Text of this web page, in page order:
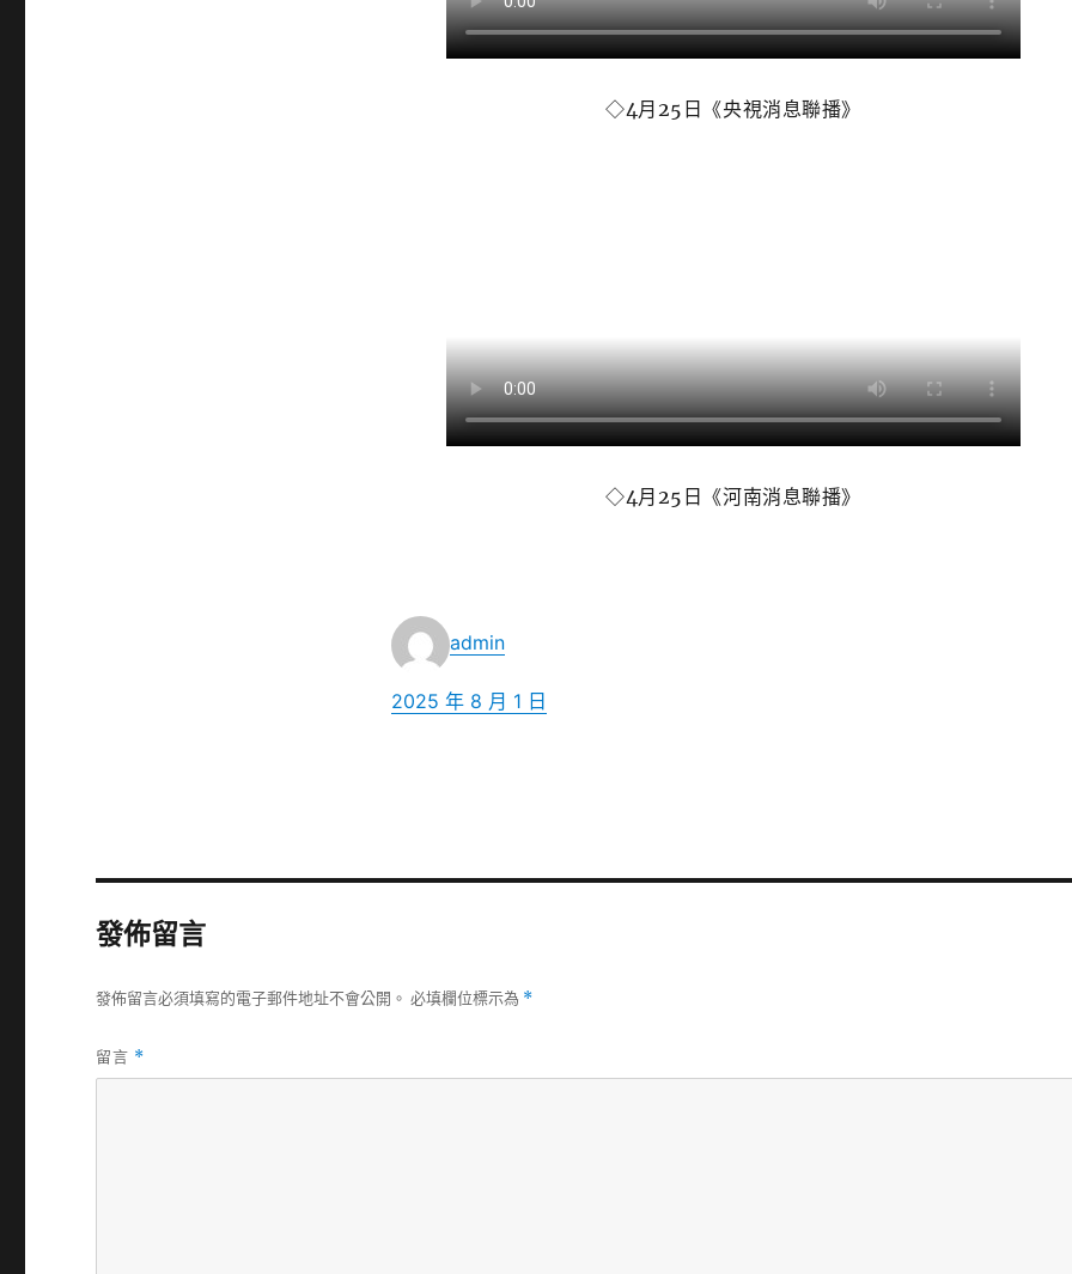
◇4月25日《央視消息聯播》
◇4月25日《河南消息聯播》
作admin
發
2025 年 8 月 1 日
發佈留言
發佈留言必須填寫的電子郵件地址不會公開。 必填欄位標示為 *
留言 *